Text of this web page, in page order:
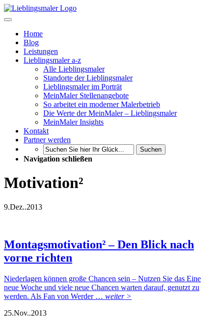
Home
Blog
Leistungen
Lieblingsmaler a-z
Alle Lieblingsmaler
Standorte der Lieblingsmaler
Lieblingsmaler im Porträt
MeinMaler Stellenangebote
So arbeitet ein moderner Malerbetrieb
Die Werte der MeinMaler – Lieblingsmaler
MeinMaler Insights
Kontakt
Partner werden
Suchen
Navigation schließen
Motivation²
9.Dez..2013
Montagsmotivation² – Den Blick nach
vorne richten
Niederlagen können große Chancen sein – Nutzen Sie das Eine
neue Woche und viele neue Chancen warten darauf, genutzt zu
werden. Als Fan von Werder … weiter >
25.Nov..2013